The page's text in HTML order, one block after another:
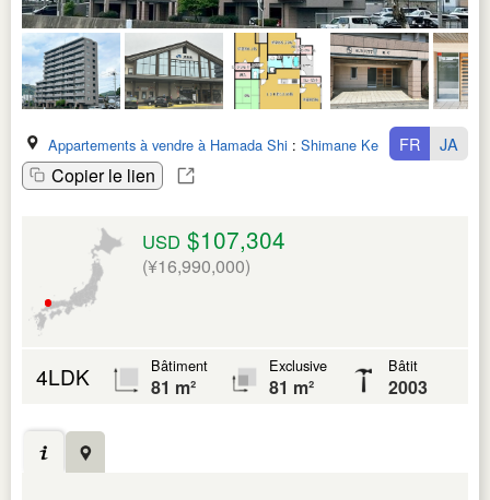
Appartements à vendre à Hamada Shi : Shimane Ken
Copier le lien
FR JA
USD $107,304
(¥16,990,000)
4LDK Bâtiment
81 m²
Exclusive
81 m²
Bâtit
2003